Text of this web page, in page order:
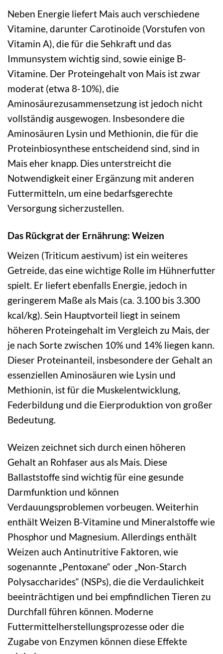
Neben Energie liefert Mais auch verschiedene
Vitamine, darunter Carotinoide (Vorstufen von
Vitamin A), die für die Sehkraft und das
Immunsystem wichtig sind, sowie einige B-
Vitamine. Der Proteingehalt von Mais ist zwar
moderat (etwa 8-10%), die
Aminosäurezusammensetzung ist jedoch nicht
vollständig ausgewogen. Insbesondere die
Aminosäuren Lysin und Methionin, die für die
Proteinbiosynthese entscheidend sind, sind in
Mais eher knapp. Dies unterstreicht die
Notwendigkeit einer Ergänzung mit anderen
Futtermitteln, um eine bedarfsgerechte
Versorgung sicherzustellen.
Das Rückgrat der Ernährung: Weizen
Weizen (Triticum aestivum) ist ein weiteres
Getreide, das eine wichtige Rolle im Hühnerfutter
spielt. Er liefert ebenfalls Energie, jedoch in
geringerem Maße als Mais (ca. 3.100 bis 3.300
kcal/kg). Sein Hauptvorteil liegt in seinem
höheren Proteingehalt im Vergleich zu Mais, der
je nach Sorte zwischen 10% und 14% liegen kann.
Dieser Proteinanteil, insbesondere der Gehalt an
essenziellen Aminosäuren wie Lysin und
Methionin, ist für die Muskelentwicklung,
Federbildung und die Eierproduktion von großer
Bedeutung.
Weizen zeichnet sich durch einen höheren
Gehalt an Rohfaser aus als Mais. Diese
Ballaststoffe sind wichtig für eine gesunde
Darmfunktion und können
Verdauungsproblemen vorbeugen. Weiterhin
enthält Weizen B-Vitamine und Mineralstoffe wie
Phosphor und Magnesium. Allerdings enthält
Weizen auch Antinutritive Faktoren, wie
sogenannte „Pentoxane“ oder „Non-Starch
Polysaccharides“ (NSPs), die die Verdaulichkeit
beeinträchtigen und bei empfindlichen Tieren zu
Durchfall führen können. Moderne
Futtermittelherstellungsprozesse oder die
Zugabe von Enzymen können diese Effekte